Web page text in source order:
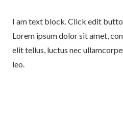
I am text block. Click edit
Lorem ipsum dolor sit amet,
elit tellus, luctus nec
leo.